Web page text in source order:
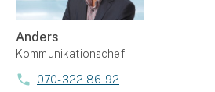
Anders
Kommunikationschef
070-322 86 92